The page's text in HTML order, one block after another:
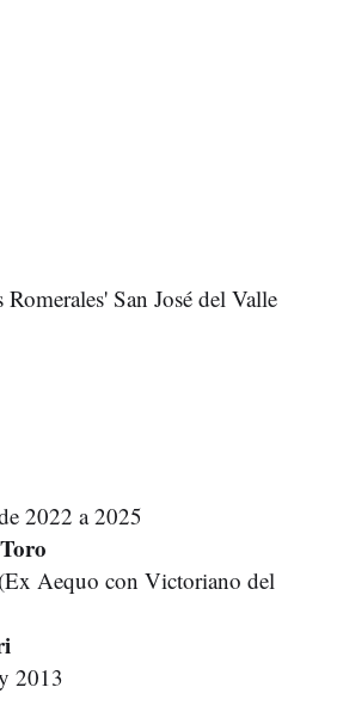
San José del Valle
2022 a 2025
Aequo con Victoriano del
2013